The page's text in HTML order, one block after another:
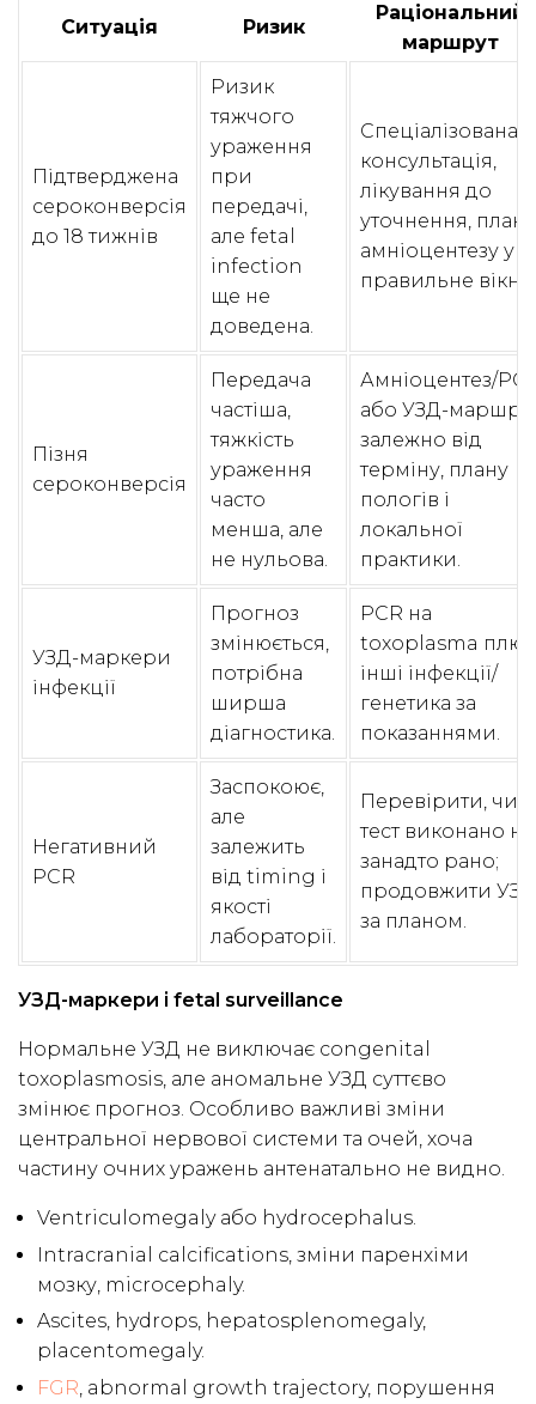
Ситуація Ризик
Раціональний
маршрут
Підтверджена
сероконверсія
до 18 тижнів
Ризик
тяжчого
ураження
при
передачі,
але fetal
infection
ще не
доведена.
Спеціалізована
консультація,
лікування до
уточнення, план
амніоцентезу у
правильне вікно.
Пізня
сероконверсія
Передача
частіша,
тяжкість
ураження
часто
менша, але
не нульова.
Амніоцентез/
або УЗД-
залежно від
терміну, плану
пологів і
локальної
практики.
УЗД-маркери
інфекції
Прогноз
змінюється,
потрібна
ширша
діагностика.
PCR на
toxoplasma плюс
інші інфекції/
генетика за
показаннями.
Негативний
PCR
Заспокоює,
але
залежить
від timing і
якості
лабораторії.
Перевірити, чи
тест виконано не
занадто рано;
продовжити УЗД
за планом.
УЗД-маркери і fetal surveillance
Нормальне УЗД не виключає congenital
toxoplasmosis, але аномальне УЗД суттєво
змінює прогноз. Особливо важливі зміни
центральної нервової системи та очей, хоча
частину очних уражень антенатально не видно.
Ventriculomegaly або hydrocephalus.
Intracranial calcifications, зміни паренхіми
мозку, microcephaly.
Ascites, hydrops, hepatosplenomegaly,
placentomegaly.
FGR , abnormal growth trajectory, порушення